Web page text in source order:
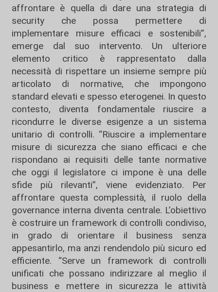
affrontare è quella di dare una strategia di
security che possa permettere di
implementare misure efficaci e sostenibili”,
emerge dal suo intervento. Un ulteriore
elemento critico è rappresentato dalla
necessità di rispettare un insieme sempre più
articolato di normative, che impongono
standard elevati e spesso eterogenei. In questo
contesto, diventa fondamentale riuscire a
ricondurre le diverse esigenze a un sistema
unitario di controlli. “Riuscire a implementare
misure di sicurezza che siano efficaci e che
rispondano ai requisiti delle tante normative
che oggi il legislatore ci impone è una delle
sfide più rilevanti”, viene evidenziato. Per
affrontare questa complessità, il ruolo della
governance interna diventa centrale. L’obiettivo
è costruire un framework di controlli condiviso,
in grado di orientare il business senza
appesantirlo, ma anzi rendendolo più sicuro ed
efficiente. “Serve un framework di controlli
unificati che possano indirizzare al meglio il
business e mettere in sicurezza le attività